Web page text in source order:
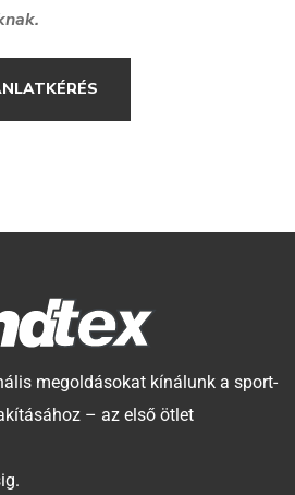
megoldásokat kínálunk a sport-
– az első ötlet